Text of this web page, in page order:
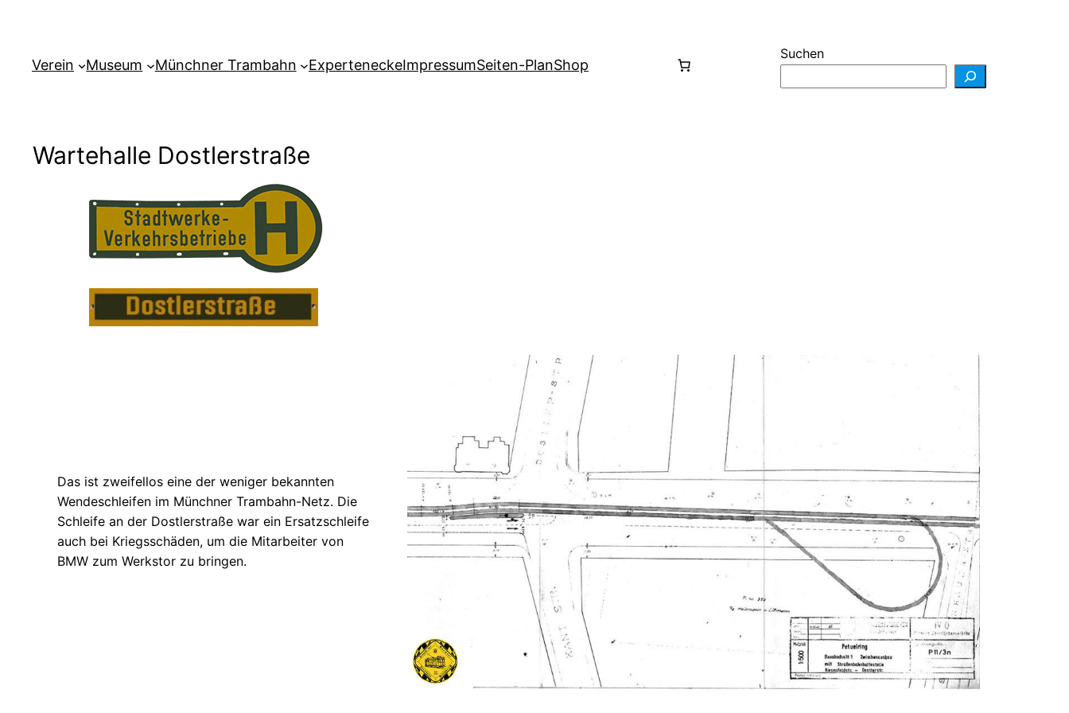
Verein Museum Münchner Trambahn ExperteneckeImpressumSeiten-PlanShop
Suchen
Wartehalle Dostlerstraße
Das ist zweifellos eine der weniger bekannten
Wendeschleifen im Münchner Trambahn-Netz. Die
Schleife an der Dostlerstraße war ein Ersatzschleife
auch bei Kriegsschäden, um die Mitarbeiter von
BMW zum Werkstor zu bringen.